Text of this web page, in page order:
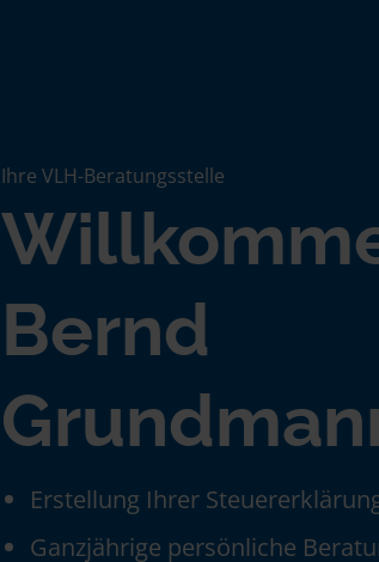
Ihre VLH-Beratungsstelle
Bernd
Erstellung Ihrer
Ganzjährige persönliche